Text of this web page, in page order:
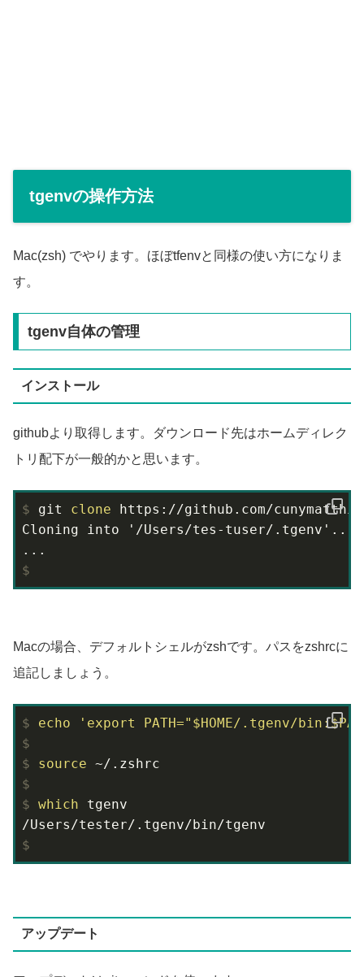
tgenvの操作方法
Mac(zsh) でやります。ほぼtfenvと同様の使い方になりま
す。
tgenv自体の管理
インストール
githubより取得します。ダウンロード先はホームディレク
トリ配下が一般的かと思います。
$ git clone https://github.com/
Cloning into '/Users/tes-tuser/.tgenv'...
$
Macの場合、デフォルトシェルがzshです。パスをzshrcに
追記しましょう。
$ echo
'export PATH="$HOME/.tgenv/
$
$
source ~/.zshrc
$
$ which tgenv
$
アップデート